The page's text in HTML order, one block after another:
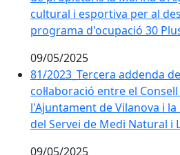
cultural i esportiva per al
programa d'ocupació 30
09/05/2025
81/2023_Tercera addenda
col·laboració entre el
l'Ajuntament de Vilanova i
del Servei de Medi Natural i
09/05/2025